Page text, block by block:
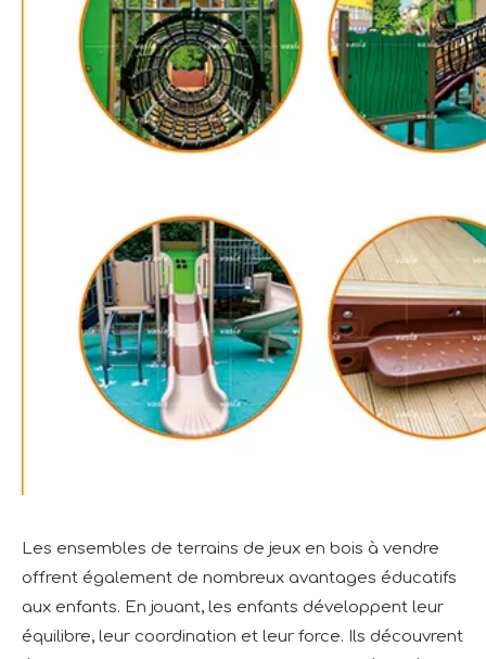
Les ensembles de terrains de jeux en bois à vendre
offrent également de nombreux avantages éducatifs
aux enfants. En jouant, les enfants développent leur
équilibre, leur coordination et leur force. Ils découvrent